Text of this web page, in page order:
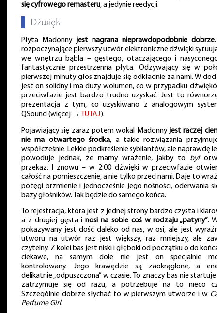
się cyfrowego remasteru, a jedynie reedycji.
Dźwięk
Płyta Madonny jest nagrana nieprawdopodobnie dobrze
rozpoczynające pierwszy utwór elektroniczne dźwięki
we wnętrzu bąbla – gęstego, otaczającego i
fantastycznie przestrzenna płyta. Odzywający się w
pierwszej minuty głos znajduje się odkładnie za nami. W
jest on solidny i ma duży wolumen, co w przypadku
przeciwfazie jest bardzo trudno uzyskać. Jest to
prezentacja z tym, co uzyskiwano z analogowym
QSound (więcej →
TUTAJ).
Pojawiający się zaraz potem wokal Madonny jest raczej
nie ma otwartego środka, a takie rozwiązania
współcześnie. Lekkie podkreślenie sybilantów, ale naprawdę
powoduje jednak, że mamy wrażenie, jakby to był
przekaz. I znowu – w 2:00 dźwięki w przeciwfazie
całość na pomieszczenie, a nie tylko przed nami. Daje to
potęgi brzmienie i jednocześnie jego nośności, oderwania
bazy głośników. Tak będzie do samego końca.
To rejestracja, która jest z jednej strony bardzo czysta i
a z drugiej gęsta inosi na sobie coś w rodzaju „patyny”.
pokazywany jest dość daleko od nas, w osi, ale jest
utworu na utwór raz jest większy, raz mniejszy, ale
czytelny. Z kolei bas jest niski i głęboki od początku o do
ciekawe, na samym dole nie jest on specjalnie
kontrolowany. Jego krawędzie są zaokrąglone, a
delikatnie „odpuszczona” w czasie. To znaczy bas nie
zatrzymuje się od razu, a potrzebuje na to nieco
Szczególnie dobrze słychać to w pierwszym utworze i w
Perfume Girl.